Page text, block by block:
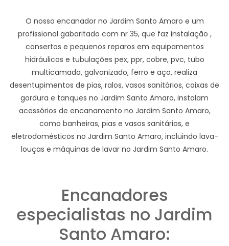
O nosso encanador no Jardim Santo Amaro e um
profissional gabaritado com nr 35, que faz instalação ,
consertos e pequenos reparos em equipamentos
hidráulicos e tubulações pex, ppr, cobre, pvc, tubo
multicamada, galvanizado, ferro e aço, realiza
desentupimentos de pias, ralos, vasos sanitários, caixas de
gordura e tanques no Jardim Santo Amaro, instalam
acessórios de encanamento no Jardim Santo Amaro,
como banheiras, pias e vasos sanitários, e
eletrodomésticos no Jardim Santo Amaro, incluindo lava-
louças e máquinas de lavar no Jardim Santo Amaro.
Encanadores
especialistas no Jardim
Santo Amaro: